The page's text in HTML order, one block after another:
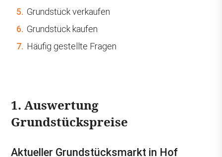
5. Grundstück verkaufen
6. Grundstück kaufen
7. Häufig gestellte Fragen
1. Auswertung
Grundstückspreise
Aktueller Grundstücksmarkt in Hof